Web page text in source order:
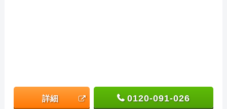
詳細 0120-091-026